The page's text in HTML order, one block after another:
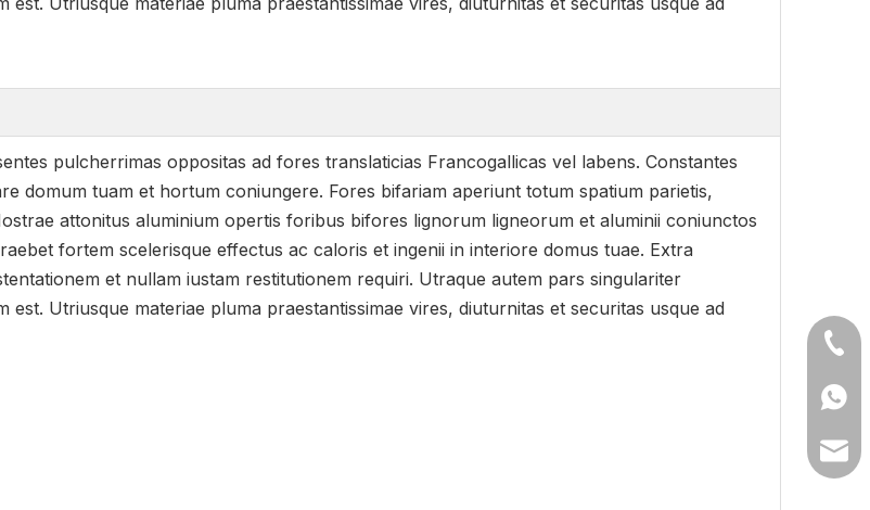
pulcherrimas oppositas ad fores translaticias Francogallicas vel labens. Constantes
domum tuam et hortum coniungere. Fores bifariam aperiunt totum spatium parietis,
attonitus aluminium opertis foribus bifores lignorum ligneorum et aluminii coniunctos
fortem scelerisque effectus ac caloris et ingenii in interiore domus tuae. Extra
et nullam iustam restitutionem requiri. Utraque autem pars singulariter
Utriusque materiae pluma praestantissimae vires, diuturnitas et securitas usque ad
+86-
+86